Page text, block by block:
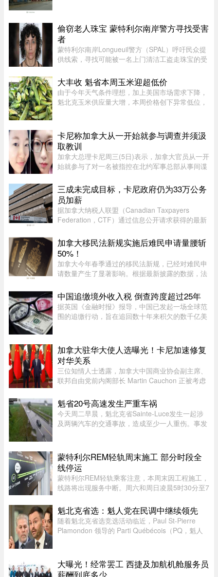
数据泄露影响的 Canadian ...
偷窃老人珠宝 蒙特利尔南岸警方寻找受害
者
蒙特利尔南岸Longueuil警方（SPAL）呼吁民众提
供线索，寻找可能被一名上门清洁工盗走珠宝的受
手。48岁的Longueuil居民Mélanie Tanguay上周
四出庭，被控涉及Saint-Brun ...
大丰收 魁省本周玉米迎超低价
由于今年天气条件理想，加上美国市场需求下降，
魁北克玉米供应量大增，本周价格创下异常低位，
人David Côté表示， ...
卡尼称加拿大从一开始就参与调查并须汲
取教训
加拿大总理卡尼周三(5日)表示，加拿大官员从一开
始就参与了对一名被指控在北约军事总部从事间谍
道，卡尼表示加拿大应该从这类事件中汲取教训，
但并未明确表示加拿大正在 ...
三成未完成目标，卡尼政府仍为33万公务
员加薪
据加拿大纳税人联盟（Canadian Taxpayers
Federation，CTF）通过信息公开请求获得的最新
薪。数据显示，2025 年有 78% 的联邦雇员获得了
薪资提升，而工资下降者还不到万分 ...
加拿大移民法新规实施后难民申请量腰斩
50%！
加拿大今年春季通过的移民法新规，已经对难民申
请数量产生了显著影响。根据最新披露的数据，法
请，较去年同期的 2.78 万宗减少近一半。新法生
效，难民通道收紧今年 3 ...
中国追缴境外收入税 倒查跨度超过25年
据英国《金融时报》报导，中国已发起一场全球范
围的追缴行动，旨在追回数十年来积欠的数千亿美
资本利得及投资的审查—— ...
加拿大驻华大使人选曝光！卡尼加速修复
对华关系
三位知情人士透露，加拿大中国商业协会副主席、
联邦自由党前内阁部长 Martin Cauchon 正被考虑
力修复受损的外交和经济关系。Martin Cauchon
曾在让·克雷蒂安政府任司 ...
魁省20号高速发生严重车祸
今天周二早晨，魁北克省Sainte-Luce发生一起涉
及两辆汽车的交通事故，造成至少一人重伤。事发
处。目前事故具体原因尚未公布 ...
蒙特利尔REM轻轨周末施工 部分时段全
线停运
蒙特利尔REM轻轨乘客注意，本周末因工程施工，
线路将出现服务中断。周六和周日凌晨5时30分至7
至Bois-Franc路段停运时间将持续至上午10时。
REM将安排接驳巴士连接受影响 ...
魁北克省选：魁人党在民调中继续领先
随着魁北克省选竞选活动临近，Paul St-Pierre
Plamondon 领导的 Parti Québécois（PQ，魁人
大曝光！经常罢工 西捷及加航机舱服务员
薪酬到底多少